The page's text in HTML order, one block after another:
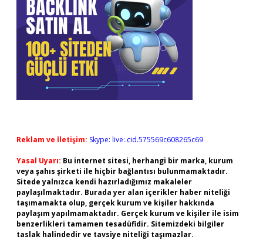
Reklam ve İletişim: Skype: live:.cid.575569c608265c69
Yasal Uyarı: Bu internet sitesi, herhangi bir marka, kurum
veya şahıs şirketi ile hiçbir bağlantısı bulunmamaktadır.
Sitede yalnızca kendi hazırladığımız makaleler
paylaşılmaktadır. Burada yer alan içerikler haber niteliği
taşımamakta olup, gerçek kurum ve kişiler hakkında
paylaşım yapılmamaktadır. Gerçek kurum ve kişiler ile isim
benzerlikleri tamamen tesadüfidir. Sitemizdeki bilgiler
taslak halindedir ve tavsiye niteliği taşımazlar.